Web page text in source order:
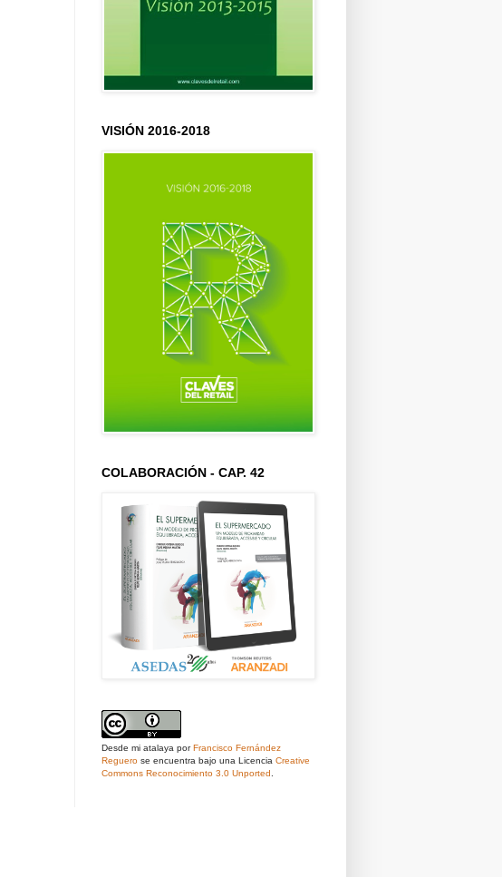
VISIÓN 2016-2018
COLABORACIÓN - CAP. 42
Desde mi atalaya porFrancisco Fernández
Reguero se encuentra bajo una Licencia Creative
Commons Reconocimiento 3.0 Unported